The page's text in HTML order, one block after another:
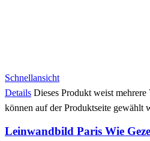
Schnellansicht
Details Dieses Produkt weist
können auf der Produktseite gewählt
Leinwandbild Paris Wie